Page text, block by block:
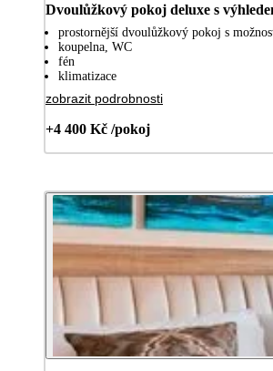
Dvoulůžkový pokoj deluxe s
prostornější dvoulůžkový pokoj s
koupelna, WC
fén
klimatizace
zobrazit podrobnosti
+4 400 Kč /pokoj